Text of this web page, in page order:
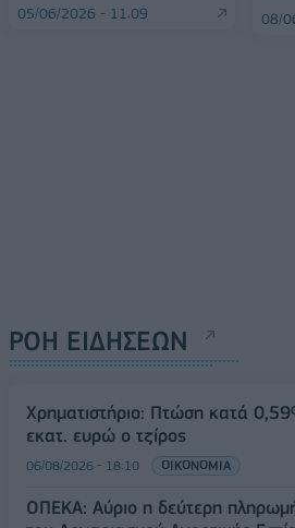
05/06/2026 - 11:09 08/
ΡΟΗ ΕΙΔΗΣΕΩΝ
Χρηματιστήριο: Πτώση κατά
εκατ. ευρώ ο τζίρος
06/08/2026 - 18:10 ΟΙΚΟΝΟΜΙΑ
ΟΠΕΚΑ: Αύριο η δεύτερη